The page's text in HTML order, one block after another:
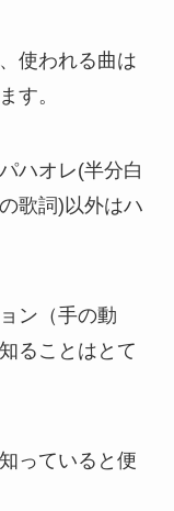
使われる曲は
す。
ハオレ(半分白
歌詞)以外はハ
ン（手の動
ることはとて
っていると便